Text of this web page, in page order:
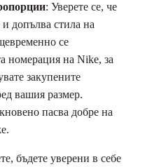
: Уверете се, че
допълва стила на
се
номерация на Nike, за
закупените
вашия размер.
пасва добре на
бъдете уверени в себе